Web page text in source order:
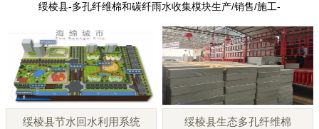
绥棱县-多孔纤维棉和碳纤雨水收集模块生产/销售/施工-
绥棱县节水回水利用系统 绥棱县生态多孔纤维棉